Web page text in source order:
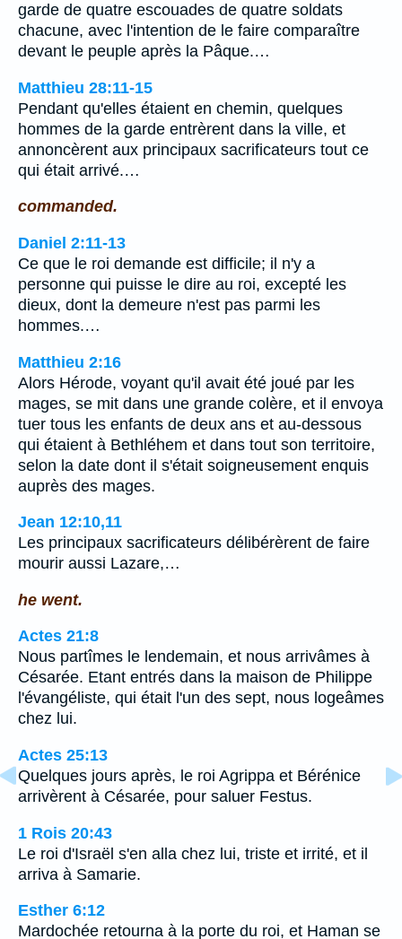
garde de quatre escouades de quatre soldats
chacune, avec l'intention de le faire comparaître
devant le peuple après la Pâque.…
Matthieu 28:11-15
Pendant qu'elles étaient en chemin, quelques
hommes de la garde entrèrent dans la ville, et
annoncèrent aux principaux sacrificateurs tout ce
qui était arrivé.…
commanded.
Daniel 2:11-13
Ce que le roi demande est difficile; il n'y a
personne qui puisse le dire au roi, excepté les
dieux, dont la demeure n'est pas parmi les
hommes.…
Matthieu 2:16
Alors Hérode, voyant qu'il avait été joué par les
mages, se mit dans une grande colère, et il envoya
tuer tous les enfants de deux ans et au-dessous
qui étaient à Bethléhem et dans tout son territoire,
selon la date dont il s'était soigneusement enquis
auprès des mages.
Jean 12:10,11
Les principaux sacrificateurs délibérèrent de faire
mourir aussi Lazare,…
he went.
Actes 21:8
Nous partîmes le lendemain, et nous arrivâmes à
Césarée. Etant entrés dans la maison de Philippe
l'évangéliste, qui était l'un des sept, nous logeâmes
chez lui.
Actes 25:13
Quelques jours après, le roi Agrippa et Bérénice
arrivèrent à Césarée, pour saluer Festus.
1 Rois 20:43
Le roi d'Israël s'en alla chez lui, triste et irrité, et il
arriva à Samarie.
Esther 6:12
Mardochée retourna à la porte du roi, et Haman se